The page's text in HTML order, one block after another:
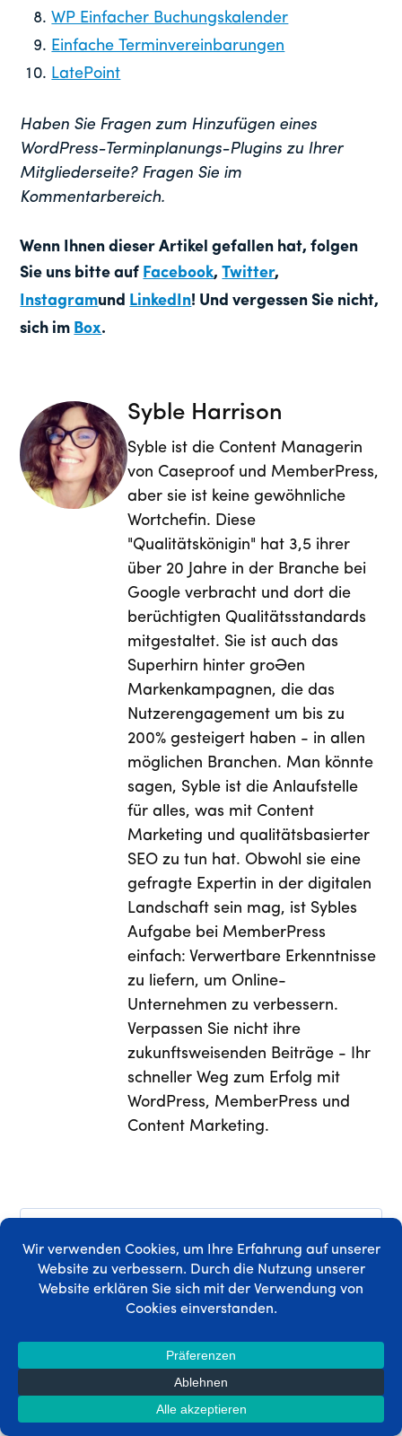
WP Einfacher Buchungskalender
Einfache Terminvereinbarungen
LatePoint
Haben Sie Fragen zum Hinzufügen eines
WordPress-Terminplanungs-Plugins zu Ihrer
Mitgliederseite? Fragen Sie im
Kommentarbereich.
Wenn Ihnen dieser Artikel gefallen hat, folgen
Sie uns bitte auf Facebook,Twitter,
Instagramund LinkedIn! Und vergessen Sie nicht,
sich im Box.
Syble Harrison
Syble ist die Content Managerin
von Caseproof und MemberPress,
aber sie ist keine gewöhnliche
Wortchefin. Diese
"Qualitätskönigin" hat 3,5 ihrer
über 20 Jahre in der Branche bei
Google verbracht und dort die
berüchtigten Qualitätsstandards
mitgestaltet. Sie ist auch das
Superhirn hinter großen
Markenkampagnen, die das
Nutzerengagement um bis zu
200% gesteigert haben - in allen
möglichen Branchen. Man könnte
sagen, Syble ist die Anlaufstelle
für alles, was mit Content
Marketing und qualitätsbasierter
SEO zu tun hat. Obwohl sie eine
gefragte Expertin in der digitalen
Landschaft sein mag, ist Sybles
Aufgabe bei MemberPress
einfach: Verwertbare Erkenntnisse
zu liefern, um Online-
Unternehmen zu verbessern.
Verpassen Sie nicht ihre
zukunftsweisenden Beiträge - Ihr
schneller Weg zum Erfolg mit
WordPress, MemberPress und
Content Marketing.
Einen Kommentar
hinzufügen
dass alle Kommentare nach unseren
Richtlinien moderiert werden.
Datenschutzbestimmungen, und alle Links